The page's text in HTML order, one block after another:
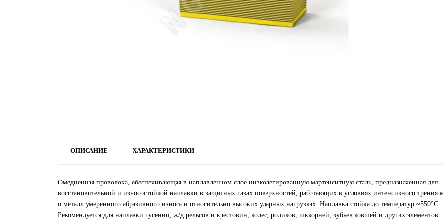
ОПИСАНИЕ ХАРАКТЕРИСТИКИ
Омедненная проволока, обеспечивающая в наплавленном слое низколегированную мартенситную сталь, предназначенная для
восстановительной и износостойкой наплавки в защитных газах поверхностей, работающих в условиях интенсивного трения
о металл умеренного абразивного износа и относительно высоких ударных нагрузках. Наплавка стойка до температур ~550°С.
Рекомендуется для наплавки гусениц, ж/д рельсов и крестовин, колес, роликов, шкворней, зубьев ковшей и других элементов